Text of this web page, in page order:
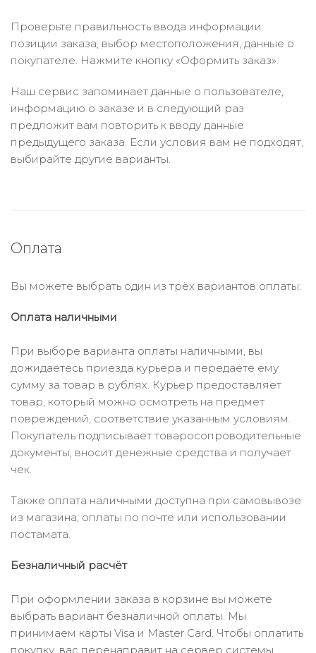
Проверьте правильность ввода информации:
позиции заказа, выбор местоположения, данные о
покупателе. Нажмите кнопку «Оформить заказ».
Наш сервис запоминает данные о пользователе,
информацию о заказе и в следующий раз
предложит вам повторить к вводу данные
предыдущего заказа. Если условия вам не подходят,
выбирайте другие варианты.
Оплата
Вы можете выбрать один из трёх вариантов оплаты:
Оплата наличными
При выборе варианта оплаты наличными, вы
дожидаетесь приезда курьера и передаёте ему
сумму за товар в рублях. Курьер предоставляет
товар, который можно осмотреть на предмет
повреждений, соответствие указанным условиям.
Покупатель подписывает товаросопроводительные
документы, вносит денежные средства и получает
чек.
Также оплата наличными доступна при самовывозе
из магазина, оплаты по почте или использовании
постамата.
Безналичный расчёт
При оформлении заказа в корзине вы можете
выбрать вариант безналичной оплаты. Мы
принимаем карты Visa и Master Card. Чтобы оплатить
покупку, вас перенаправит на сервер системы